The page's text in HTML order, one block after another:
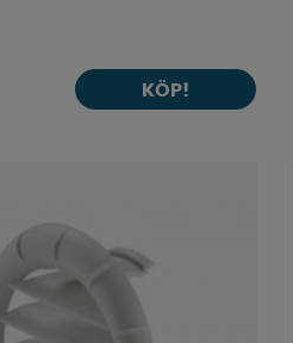
KÖP!